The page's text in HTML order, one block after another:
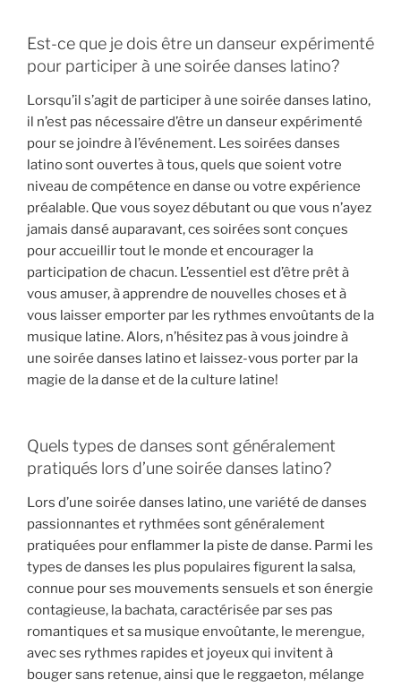
Est-ce que je dois être un danseur expérimenté
pour participer à une soirée danses latino?
Lorsqu’il s’agit de participer à une soirée danses latino,
il n’est pas nécessaire d’être un danseur expérimenté
pour se joindre à l’événement. Les soirées danses
latino sont ouvertes à tous, quels que soient votre
niveau de compétence en danse ou votre expérience
préalable. Que vous soyez débutant ou que vous n’ayez
jamais dansé auparavant, ces soirées sont conçues
pour accueillir tout le monde et encourager la
participation de chacun. L’essentiel est d’être prêt à
vous amuser, à apprendre de nouvelles choses et à
vous laisser emporter par les rythmes envoûtants de la
musique latine. Alors, n’hésitez pas à vous joindre à
une soirée danses latino et laissez-vous porter par la
magie de la danse et de la culture latine!
Quels types de danses sont généralement
pratiqués lors d’une soirée danses latino?
Lors d’une soirée danses latino, une variété de danses
passionnantes et rythmées sont généralement
pratiquées pour enflammer la piste de danse. Parmi les
types de danses les plus populaires figurent la salsa,
connue pour ses mouvements sensuels et son énergie
contagieuse, la bachata, caractérisée par ses pas
romantiques et sa musique envoûtante, le merengue,
avec ses rythmes rapides et joyeux qui invitent à
bouger sans retenue, ainsi que le reggaeton, mélange